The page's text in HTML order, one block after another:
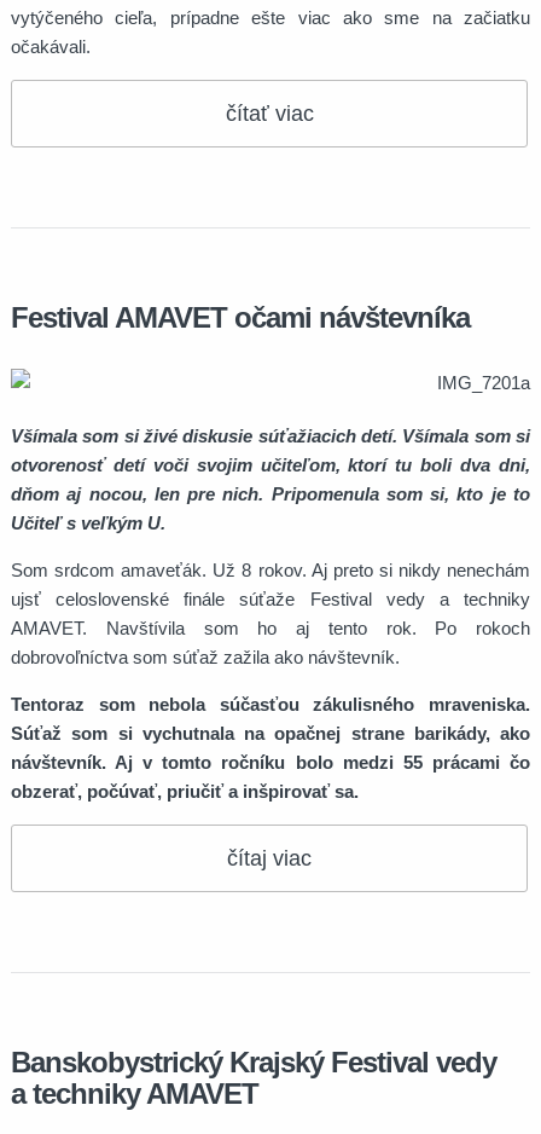
vytýčeného cieľa, prípadne ešte viac ako sme na začiatku
očakávali.
čítať viac
Festival AMAVET očami návštevníka
Všímala som si živé diskusie súťažiacich detí. Všímala som si
otvorenosť detí voči svojim učiteľom, ktorí tu boli dva dni,
dňom aj nocou, len pre nich. Pripomenula som si, kto je to
Učiteľ s veľkým U.
Som srdcom amaveťák. Už 8 rokov. Aj preto si nikdy nenechám
ujsť celoslovenské finále súťaže Festival vedy a techniky
AMAVET. Navštívila som ho aj tento rok. Po rokoch
dobrovoľníctva som súťaž zažila ako návštevník.
Tentoraz som nebola súčasťou zákulisného mraveniska.
Súťaž som si vychutnala na opačnej strane barikády, ako
návštevník. Aj v tomto ročníku bolo medzi 55 prácami čo
obzerať, počúvať, priučiť a inšpirovať sa.
čítaj viac
Banskobystrický Krajský Festival vedy
a techniky AMAVET